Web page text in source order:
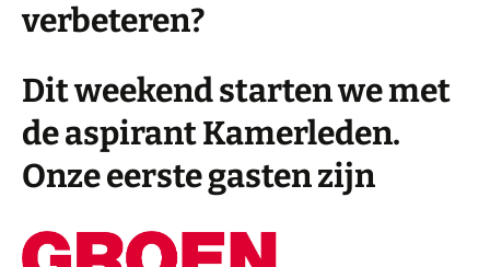
verbeteren?
Dit weekend starten we met
de aspirant Kamerleden.
Onze eerste gasten zijn